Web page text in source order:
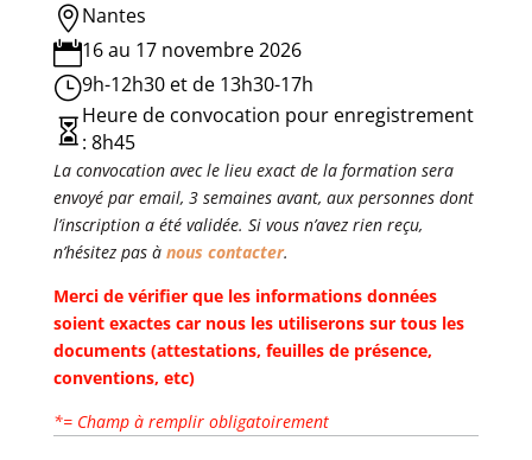
Nantes
16 au 17 novembre 2026
}9h-12h30 et de 13h30-17h

Heure de convocation pour enregistrement
: 8h45
La convocation avec le lieu exact de la formation sera
envoyé par email, 3 semaines avant, aux personnes dont
l’inscription a été validée. Si vous n’avez rien reçu,
n’hésitez pas à nous contacter.
Merci de vérifier que les informations données
soient exactes car nous les utiliserons sur tous les
documents (attestations, feuilles de présence,
conventions, etc)
*= Champ à remplir obligatoirement